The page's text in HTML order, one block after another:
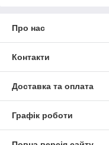
Про нас
Контакти
Доставка та оплата
Графік роботи